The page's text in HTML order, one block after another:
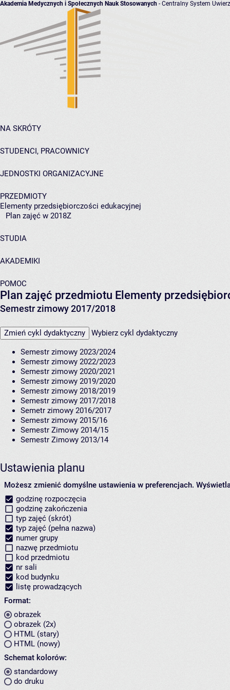
Akademia Medycznych i Społecznych Nauk Stosowanych - Centralny System
NA SKRÓTY
STUDENCI, PRACOWNICY
JEDNOSTKI ORGANIZACYJNE
PRZEDMIOTY
Elementy przedsiębiorczości edukacyjnej
Plan zajęć w 2018Z
STUDIA
AKADEMIKI
POMOC
Plan zajęć przedmiotu Elementy
Semestr zimowy 2017/2018
Zmień cykl dydaktyczny Wybierz cykl dydaktyczny
Semestr zimowy 2023/2024
Semestr zimowy 2022/2023
Semestr zimowy 2020/2021
Semestr zimowy 2019/2020
Semestr zimowy 2018/2019
Semestr zimowy 2017/2018
Semetr zimowy 2016/2017
Semestr zimowy 2015/16
Semestr Zimowy 2014/15
Semestr Zimowy 2013/14
Ustawienia planu
Możesz zmienić domyślne ustawienia w preferencjach.
godzinę rozpoczęcia
godzinę zakończenia
typ zajęć (skrót)
typ zajęć (pełna nazwa)
numer grupy
nazwę przedmiotu
kod przedmiotu
nr sali
kod budynku
listę prowadzących
Format:
obrazek
obrazek (2x)
HTML (stary)
HTML (nowy)
Schemat kolorów:
standardowy
do druku